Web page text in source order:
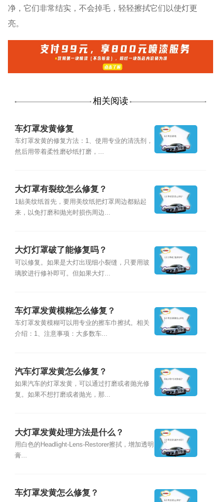
净，它们非常结实，不会掉毛，轻轻擦拭它们以使灯更
亮。
相关阅读
车灯罩发黄修复
车灯罩发黄的修复方法：1、使用专业的清洗剂，
然后用带着柔性磨砂纸打磨，...
大灯罩有裂纹怎么修复？
1贴美纹纸首先，要用美纹纸把灯罩周边都贴起
来，以免打磨和抛光时损伤周边...
大灯灯罩破了能修复吗？
可以修复。如果是大灯出现细小裂缝，只要用玻
璃胶进行修补即可。但如果大灯...
车灯罩发黄模糊怎么修复？
车灯罩发黄模糊可以用专业的擦车巾擦拭。相关
介绍：1、注意事项：大多数车...
汽车灯罩发黄怎么修复？
如果汽车的灯罩发黄，可以通过打磨或者抛光修
复。如果不想打磨或者抛光，那...
大灯罩发黄处理方法是什么？
用白色的Headlight-Lens-Restorer擦拭，增加透明
膏...
车灯罩发黄怎么修复？